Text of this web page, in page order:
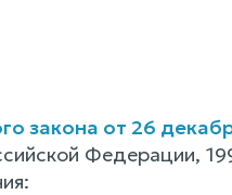
закона от 26
Федерации,